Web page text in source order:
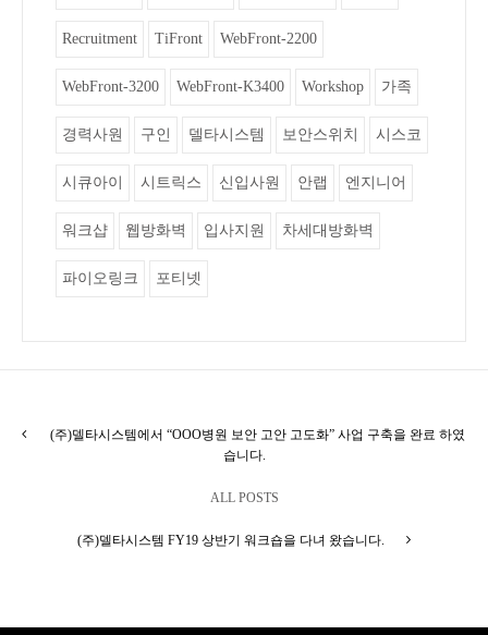
Recruitment TiFront WebFront-2200
WebFront-3200 WebFront-K3400 Workshop 가족
경력사원 구인 델타시스템 보안스위치 시스코
시큐아이 시트릭스 신입사원 안랩 엔지니어
워크샵 웹방화벽 입사지원 차세대방화벽
파이오링크 포티넷
(주)델타시스템에서 “OOO병원 보안 고안 고도화” 사업 구축을 완료 하였
습니다.
ALL POSTS
(주)델타시스템 FY19 상반기 워크숍을 다녀 왔습니다.